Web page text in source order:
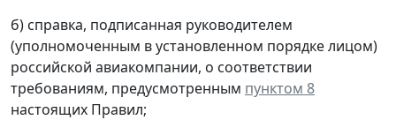
б) справка, подписанная руководителем
(уполномоченным в установленном порядке лицом)
российской авиакомпании, о соответствии
требованиям, предусмотренным пунктом 8
настоящих Правил;